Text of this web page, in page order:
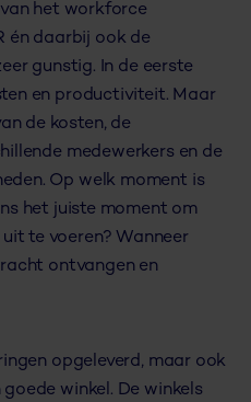
het workforce
én daarbij ook de
gunstig. In de eerste
en productiviteit. Maar
de kosten, de
medewerkers en de
Op welk moment is
het juiste moment om
te voeren? Wanneer
ontvangen en
opgeleverd, maar ook
winkel. De winkels